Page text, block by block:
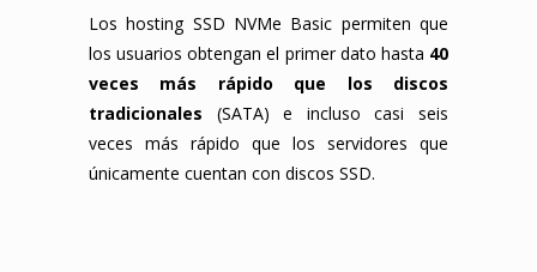
Los hosting SSD NVMe Basic permiten que
los usuarios obtengan el primer dato hasta 40
veces más rápido que los discos
tradicionales (SATA) e incluso casi seis
veces más rápido que los servidores que
únicamente cuentan con discos SSD.